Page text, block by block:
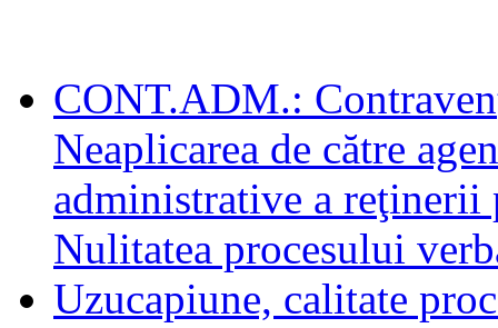
CONT.ADM.:
Neaplicarea de către
administrative a reţinerii
Nulitatea procesului
Uzucapiune, calitate